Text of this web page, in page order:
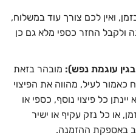
ואין לכם צורך עוד במשלוח,
ולקבל החזר כספי מלא גם כן
עוגמת נפש): מובהר בזאת
לעיל, מהווה את הפיצוי
כל פיצוי נוסף, כספי או
או כל נזק עקיף או ישיר
באספקת ההזמנה.